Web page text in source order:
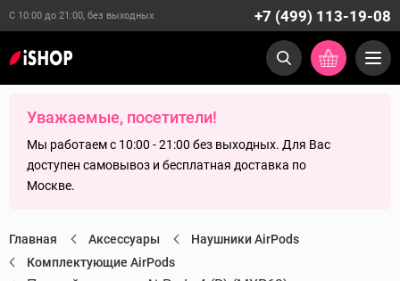
С 10:00 до 21:00, без выходных +7 (499) 113-19-08
Уважаемые, посетители!
Мы работаем с 10:00 - 21:00 без выходных. Для Вас
доступен самовывоз и бесплатная доставка по
Москве.
Главная Аксессуары
Наушники AirPods
Комплектующие AirPods